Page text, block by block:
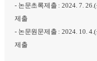
- 논문초록제출 : 2024. 7. 26.(
제출
- 논문원문제출 : 2024. 10. 4.(
제출